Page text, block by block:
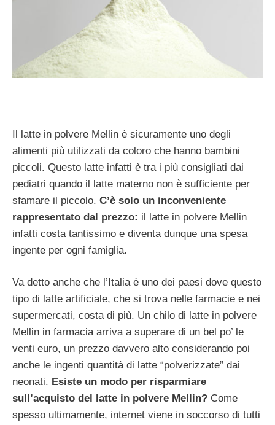
Il latte in polvere Mellin è sicuramente uno degli
alimenti più utilizzati da coloro che hanno bambini
piccoli. Questo latte infatti è tra i più consigliati dai
pediatri quando il latte materno non è sufficiente per
sfamare il piccolo. C’è solo un inconveniente
rappresentato dal prezzo: il latte in polvere Mellin
infatti costa tantissimo e diventa dunque una spesa
ingente per ogni famiglia.
Va detto anche che l’Italia è uno dei paesi dove questo
tipo di latte artificiale, che si trova nelle farmacie e nei
supermercati, costa di più. Un chilo di latte in polvere
Mellin in farmacia arriva a superare di un bel po’ le
venti euro, un prezzo davvero alto considerando poi
anche le ingenti quantità di latte “polverizzate” dai
neonati. Esiste un modo per risparmiare
sull’acquisto del latte in polvere Mellin? Come
spesso ultimamente, internet viene in soccorso di tutti